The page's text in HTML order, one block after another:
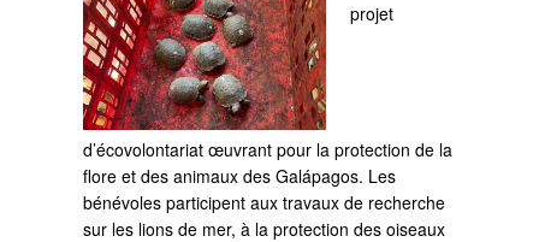
projet
d’écovolontariat œuvrant pour la protection de la
flore et des animaux des Galápagos. Les
bénévoles participent aux travaux de recherche
sur les lions de mer, à la protection des oiseaux